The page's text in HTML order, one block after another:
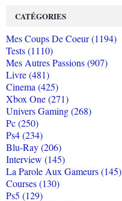
CATÉGORIES
Mes Coups De Coeur (1194)
Tests (1110)
Mes Autres Passions (907)
Livre (481)
Cinema (425)
Xbox One (271)
Univers Gaming (268)
Pc (250)
Ps4 (234)
Blu-Ray (206)
Interview (145)
La Parole Aux Gameurs (145)
Courses (130)
Ps5 (129)